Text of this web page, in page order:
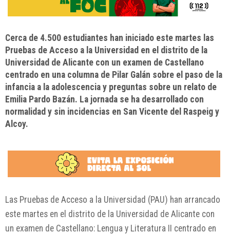
Cerca de 4.500 estudiantes han iniciado este martes las
Pruebas de Acceso a la Universidad en el distrito de la
Universidad de Alicante con un examen de Castellano
centrado en una columna de Pilar Galán sobre el paso de la
infancia a la adolescencia y preguntas sobre un relato de
Emilia Pardo Bazán. La jornada se ha desarrollado con
normalidad y sin incidencias en San Vicente del Raspeig y
Alcoy.
Las Pruebas de Acceso a la Universidad (PAU) han arrancado
este martes en el distrito de la Universidad de Alicante con
un examen de Castellano: Lengua y Literatura II centrado en